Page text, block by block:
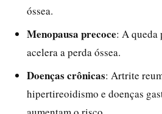
óssea.
Menopausa precoce: A queda
acelera a perda óssea.
Doenças crônicas: Artrite
hipertireoidismo e doenças